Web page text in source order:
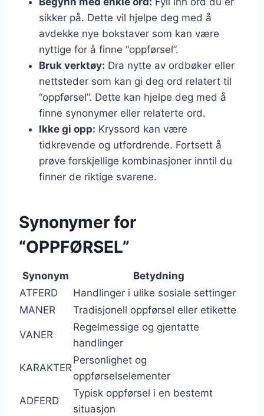
sikker på. Dette vil hjelpe deg med å
avdekke nye bokstaver som kan være
nyttige for å finne “oppførsel”.
Bruk verktøy: Dra nytte av ordbøker eller
nettsteder som kan gi deg ord relatert til
“oppførsel”. Dette kan hjelpe deg med å
finne synonymer eller relaterte ord.
Ikke gi opp: Kryssord kan være
tidkrevende og utfordrende. Fortsett å
prøve forskjellige kombinasjoner inntil du
finner de riktige svarene.
Synonymer for
“OPPFØRSEL”
Synonym
Betydning
ATFERD
Handlinger i ulike sosiale settinger
MANER
Tradisjonell oppførsel eller etikette
VANER
Regelmessige og gjentatte
handlinger
KARAKTER
Personlighet og
oppførselselementer
ADFERD
Typisk oppførsel i en bestemt
situasjon